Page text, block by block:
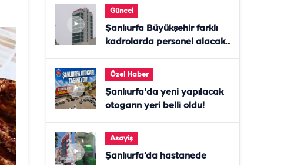
Güncel
Şanlıurfa Büyükşehir farklı
kadrolarda personel alacak!
Özel Haber
Şanlıurfa'da yeni yapılacak
otogarın yeri belli oldu!
Asayiş
Şanlıurfa’da hastanede